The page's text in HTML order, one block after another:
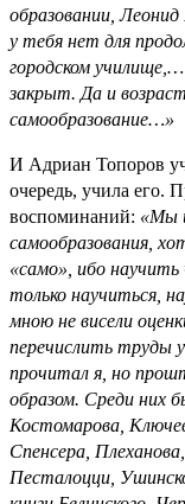
образовании,
у тебя нет для
городском
закрыт. Да и
самообразование…»
И Адриан Топоров
очередь, учила его.
воспоминаний: «Мы
самообразования,
«само», ибо научить
только научиться,
мною не висели
перечислить труды
прочитал я, но
образом. Среди них
Костомарова,
Спенсера,
Песталоцци,